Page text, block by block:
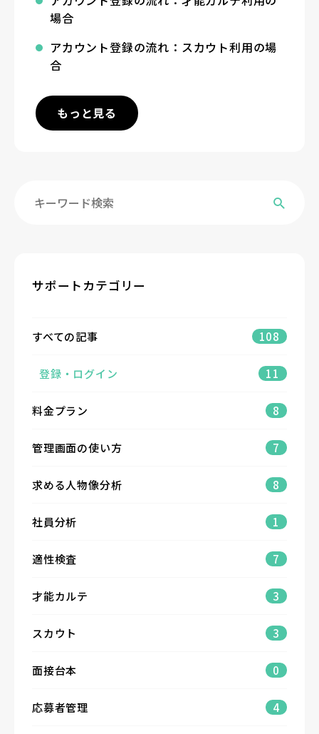
場合
アカウント登録の流れ：スカウト利用の場
合
もっと見る
サポートカテゴリー
すべての記事 108
登録・ログイン 11
料金プラン 8
管理画面の使い方 7
求める人物像分析 8
社員分析 1
適性検査 7
才能カルテ 3
スカウト 3
面接台本 0
応募者管理 4